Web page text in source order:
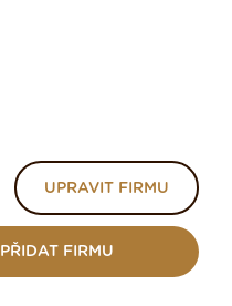
UPRAVIT FIRMU
PŘIDAT FIRMU